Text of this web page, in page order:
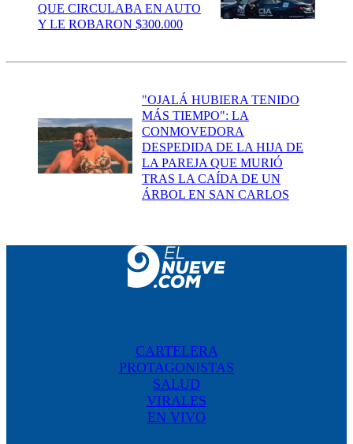
QUE CIRCULABA EN AUTO
Y LE ROBARON $300.000
"OJALÁ HUBIERA TENIDO
MÁS TIEMPO": LA
CONMOVEDORA
DESPEDIDA DE LA HIJA DE
LA PAREJA QUE MURIÓ
TRAS LA CAÍDA DE UN
ÁRBOL EN SAN CARLOS
CARTELERA
PROTAGONISTAS
SALUD
VIRALES
EN VIVO